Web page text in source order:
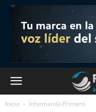
Inicio Informando Primero